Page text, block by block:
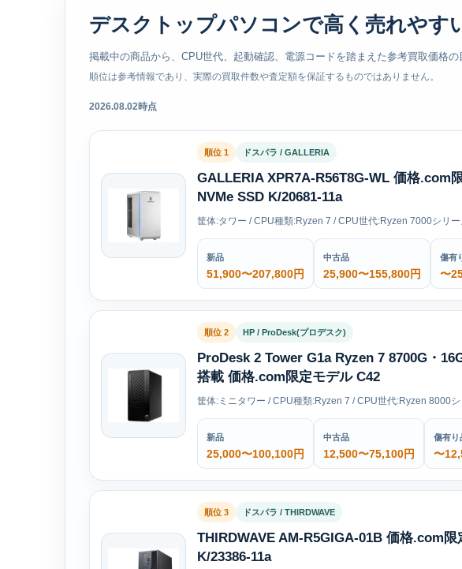
デスクトップパソコンで高く売れやす
掲載中の商品から、CPU世代、起動確認、電源コードを踏まえた参考買取価格の
順位は参考情報であり、実際の買取件数や査定額を保証するものではありません。
2026.08.02時点
順位 1 ドスパラ / GALLERIA
GALLERIA XPR7A-R56T8G-WL 価格.com
NVMe SSD K/20681-11a
筐体:タワー / CPU種類:Ryzen 7 / CPU世代:Ryzen 7000シリ
新品
51,900〜207,800円
中古品
25,900〜155,800円
傷有
〜
順位 2 HP / ProDesk(プロデスク)
ProDesk 2 Tower G1a Ryzen 7 8700G・
搭載 価格.com限定モデル C42
筐体:ミニタワー / CPU種類:Ryzen 7 / CPU世代:Ryzen 8000
新品
25,000〜100,100円
中古品
12,500〜75,100円
傷有り
〜
順位 3 ドスパラ / THIRDWAVE
THIRDWAVE AM-R5GIGA-01B 価格.com
K/23386-11a